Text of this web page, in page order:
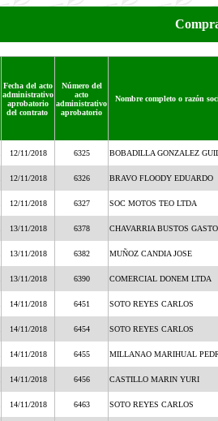
Fecha del acto
administrativo
aprobatorio
del contrato
Número del
acto
administrativo
aprobatorio
Nombre completo o razón
12/11/2018 6325 BOBADILLA GONZALEZ
12/11/2018 6326 BRAVO FLOODY EDUARDO
12/11/2018 6327 SOC MOTOS TEO LTDA
13/11/2018 6378 CHAVARRIA BUSTOS
13/11/2018 6382 MUÑOZ CANDIA JOSE
13/11/2018 6390 COMERCIAL DONEM LTDA
14/11/2018 6451 SOTO REYES CARLOS
14/11/2018 6454 SOTO REYES CARLOS
14/11/2018 6455 MILLANAO MARIHUAL
14/11/2018 6456 CASTILLO MARIN YURI
14/11/2018 6463 SOTO REYES CARLOS